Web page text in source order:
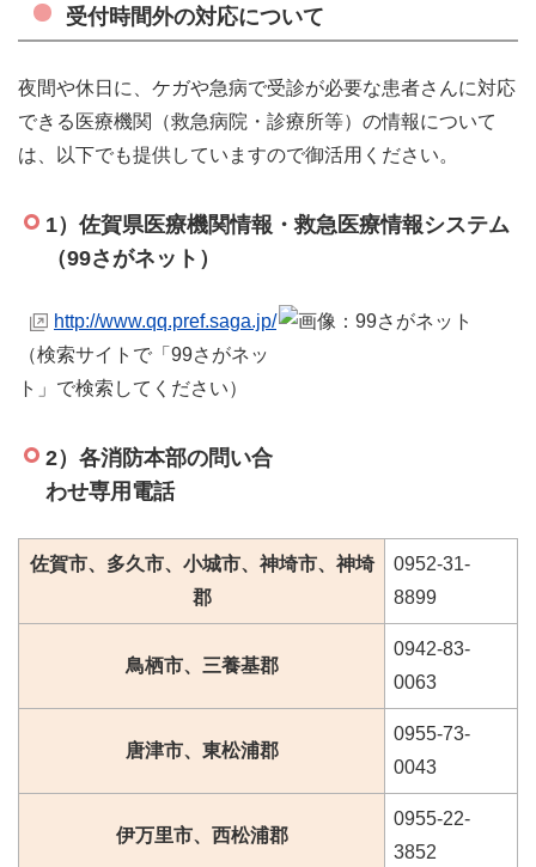
受付時間外の対応について
夜間や休日に、ケガや急病で受診が必要な患者さんに対応
できる医療機関（救急病院・診療所等）の情報について
は、以下でも提供していますので御活用ください。
1）佐賀県医療機関情報・救急医療情報システム
（99さがネット）
http://www.qq.pref.saga.jp/
（検索サイトで「99さがネッ
ト」で検索してください）
2）各消防本部の問い合
わせ専用電話
佐賀市、多久市、小城市、神埼市、神埼
郡
0952-31-
8899
鳥栖市、三養基郡
0942-83-
0063
唐津市、東松浦郡
0955-73-
0043
伊万里市、西松浦郡
0955-22-
3852